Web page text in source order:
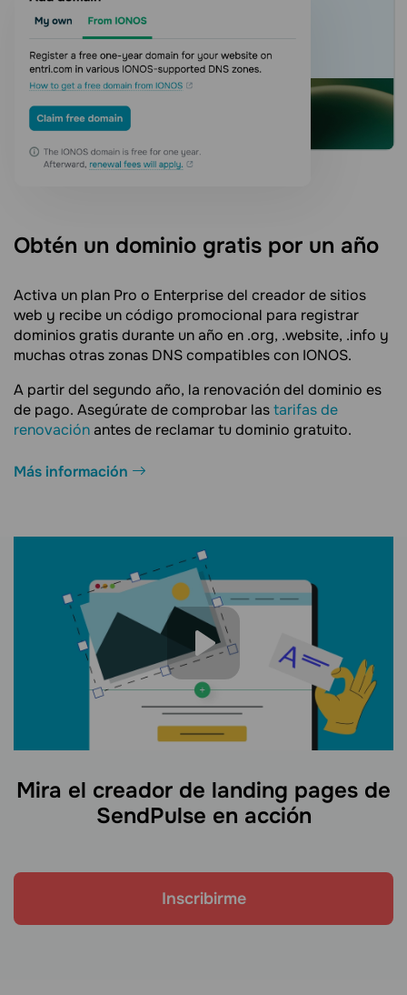
Obtén un dominio gratis por un año
Activa un plan Pro o Enterprise del creador de sitios
web y recibe un código promocional para registrar
dominios gratis durante un año en .org, .website, .info y
muchas otras zonas DNS compatibles con IONOS.
A partir del segundo año, la renovación del dominio es
de pago. Asegúrate de comprobar lastarifas de
renovaciónantes de reclamar tu dominio gratuito.
Más información
Mira el creador de landing pages de
SendPulse en acción
Inscribirme